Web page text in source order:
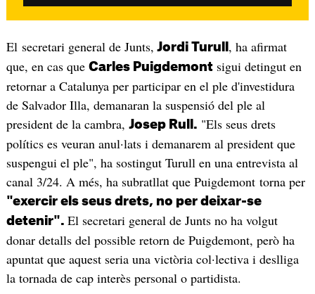
El secretari general de Junts, Jordi Turull , ha afirmat
que, en cas que Carles Puigdemontsigui detingut en
retornar a Catalunya per participar en el ple d'investidura
de Salvador Illa, demanaran la suspensió del ple al
president de la cambra, Josep Rull. "Els seus drets
polítics es veuran anul·lats i demanarem al president que
suspengui el ple", ha sostingut Turull en una entrevista al
canal 3/24. A més, ha subratllat que Puigdemont torna per
"exercir els seus drets, no per deixar-se
detenir". El secretari general de Junts no ha volgut
donar detalls del possible retorn de Puigdemont, però ha
apuntat que aquest seria una victòria col·lectiva i deslliga
la tornada de cap interès personal o partidista.